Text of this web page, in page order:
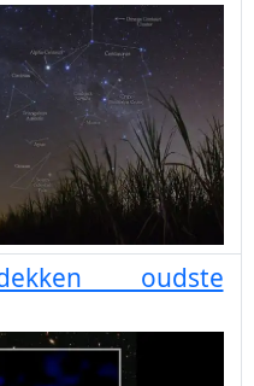
oudste